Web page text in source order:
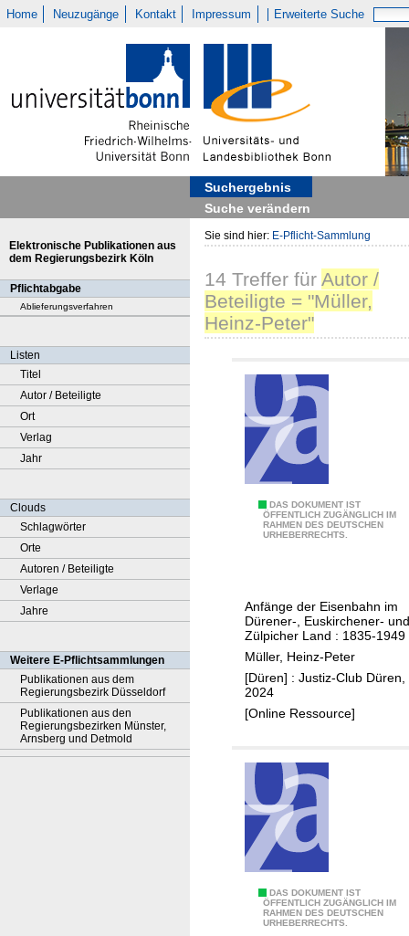
Home Neuzugänge Kontakt Impressum Erweiterte Suche
Suchergebnis
Suche verändern
Elektronische Publikationen aus
dem Regierungsbezirk Köln
Pflichtabgabe
Ablieferungsverfahren
Listen
Titel
Autor / Beteiligte
Ort
Verlag
Jahr
Clouds
Schlagwörter
Orte
Autoren / Beteiligte
Verlage
Jahre
Weitere E-Pflichtsammlungen
Publikationen aus dem
Regierungsbezirk Düsseldorf
Publikationen aus den
Regierungsbezirken Münster,
Arnsberg und Detmold
Sie sind hier: E-Pflicht-Sammlung
14 Treffer für Autor /
Beteiligte = "Müller,
Heinz-Peter"
DAS DOKUMENT IST
ÖFFENTLICH ZUGÄNGLICH IM
RAHMEN DES DEUTSCHEN
URHEBERRECHTS.
e
u
e
r
E
i
e
b
h
Anfänge der Eisenbahn im
Dürener-, Euskirchener- und
Zülpicher Land : 1835-1949
Müller, Heinz-Peter
[Düren] : Justiz-Club Düren,
2024
[Online Ressource]
DAS DOKUMENT IST
ÖFFENTLICH ZUGÄNGLICH IM
RAHMEN DES DEUTSCHEN
URHEBERRECHTS.